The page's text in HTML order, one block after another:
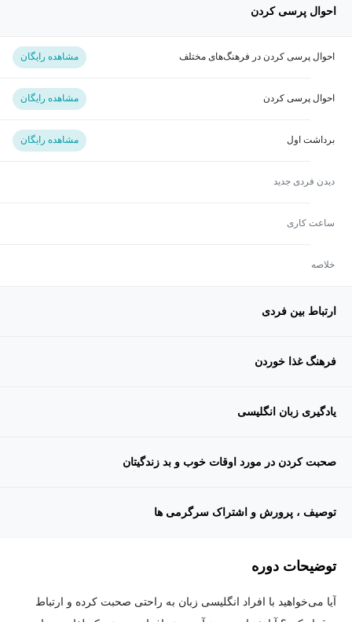
احوال پرسی کردن
احوال پرسی کردن در فرهنگ‌های مختلف مشاهده رایگان
احوال پرسی کردن مشاهده رایگان
برداشت اول مشاهده رایگان
دیدن فردی جدید
ساعت کاری
خلاصه
ارتباط بین فردی
فرهنگ غذا خوردن
یادگیری زبان انگلیسی
صحبت کردن در مورد اوقات خوب و بد زندگیتان
توصیف ، پرورش و اشتراک سرگرمی ها
توضیحات دوره
آیا می‌خواهید با افراد انگلیسی زبان به راحتی صحبت کرده و ارتباط